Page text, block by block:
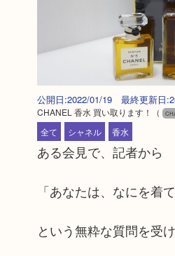
公開日:2022/01/19 最終更新日
CHANEL 香水 買い取ります！ （
全て
シャネル 香水
ある会見で、記者から
「あなたは、なにを着
という無粋な質問を受け